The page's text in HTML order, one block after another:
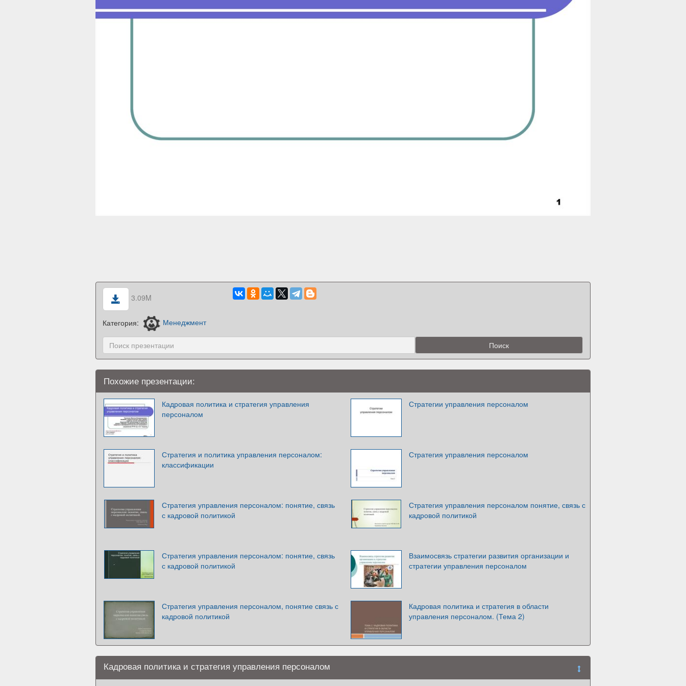
3.09M
Категория: Менеджмент
Похожие презентации:
Кадровая политика и стратегия управления
персоналом
Стратегии управления персоналом
Стратегия и политика управления персоналом:
классификации
Стратегия управления персоналом
Стратегия управления персоналом: понятие, связь
с кадровой политикой
Стратегия управления персоналом понятие, связь с
кадровой политикой
Стратегия управления персоналом: понятие, связь
с кадровой политикой
Взаимосвязь стратегии развития организации и
стратегии управления персоналом
Стратегия управления персоналом, понятие связь с
кадровой политикой
Кадровая политика и стратегия в области
управления персоналом. (Тема 2)
Кадровая политика и стратегия управления персоналом